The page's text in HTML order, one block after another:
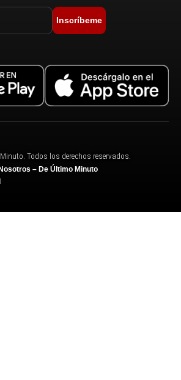
Inscríbeme
Todos los derechos reservados.
– De Último Minuto